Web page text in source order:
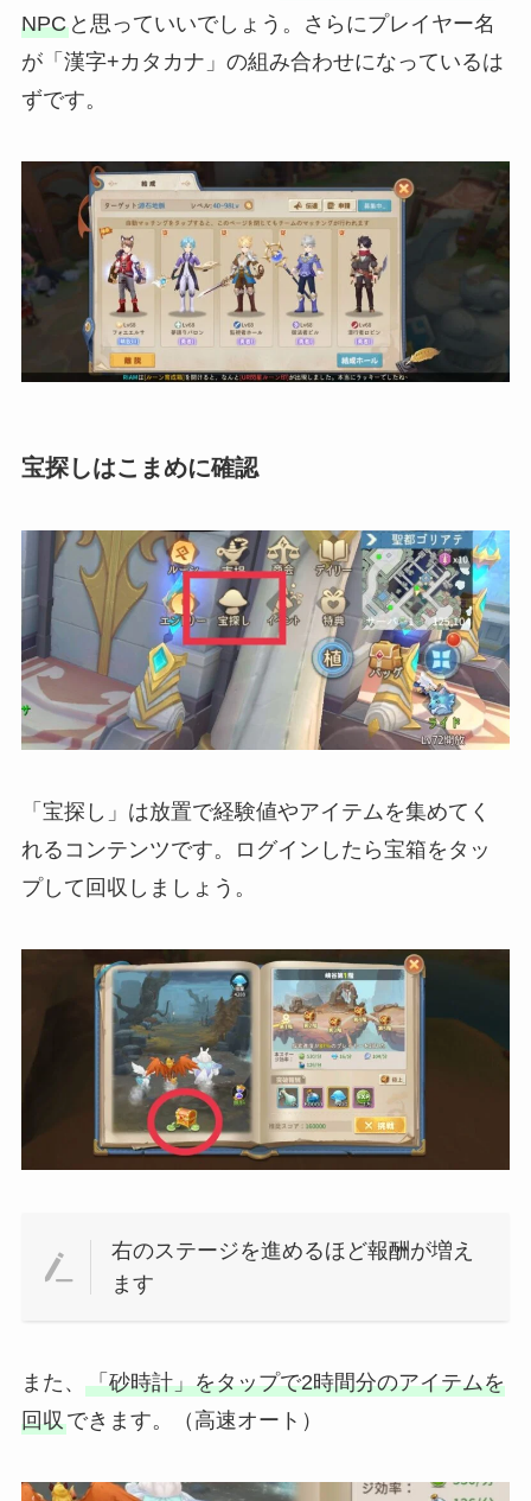
NPCと思っていいでしょう。さらにプレイヤー名
が「漢字+カタカナ」の組み合わせになっているは
ずです。
宝探しはこまめに確認
「宝探し」は放置で経験値やアイテムを集めてく
れるコンテンツです。ログインしたら宝箱をタッ
プして回収しましょう。
右のステージを進めるほど報酬が増え
ます
また、 「砂時計」をタップで2時間分のアイテムを
回収できます。（高速オート）